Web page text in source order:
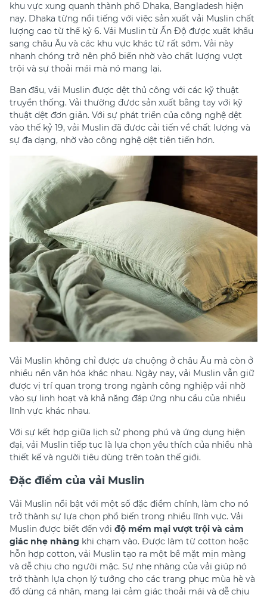
khu vực xung quanh thành phố Dhaka, Bangladesh hiện
nay. Dhaka từng nổi tiếng với việc sản xuất vải Muslin chất
lượng cao từ thế kỷ 6. Vải Muslin từ Ấn Độ được xuất khẩu
sang châu Âu và các khu vực khác từ rất sớm. Vải này
nhanh chóng trở nên phổ biến nhờ vào chất lượng vượt
trội và sự thoải mái mà nó mang lại.
Ban đầu, vải Muslin được dệt thủ công với các kỹ thuật
truyền thống. Vải thường được sản xuất bằng tay với kỹ
thuật dệt đơn giản. Với sự phát triển của công nghệ dệt
vào thế kỷ 19, vải Muslin đã được cải tiến về chất lượng và
sự đa dạng, nhờ vào công nghệ dệt tiên tiến hơn.
Vải Muslin không chỉ được ưa chuộng ở châu Âu mà còn ở
nhiều nền văn hóa khác nhau. Ngày nay, vải Muslin vẫn giữ
được vị trí quan trọng trong ngành công nghiệp vải nhờ
vào sự linh hoạt và khả năng đáp ứng nhu cầu của nhiều
lĩnh vực khác nhau.
Với sự kết hợp giữa lịch sử phong phú và ứng dụng hiện
đại, vải Muslin tiếp tục là lựa chọn yêu thích của nhiều nhà
thiết kế và người tiêu dùng trên toàn thế giới.
Đặc điểm của vải Muslin
Vải Muslin nổi bật với một số đặc điểm chính, làm cho nó
trở thành sự lựa chọn phổ biến trong nhiều lĩnh vực. Vải
Muslin được biết đến với độ mềm mại vượt trội và cảm
giác nhẹ nhàng khi chạm vào. Được làm từ cotton hoặc
hỗn hợp cotton, vải Muslin tạo ra một bề mặt mịn màng
và dễ chịu cho người mặc. Sự nhẹ nhàng của vải giúp nó
trở thành lựa chọn lý tưởng cho các trang phục mùa hè và
đồ dùng cá nhân, mang lại cảm giác thoải mái và dễ chịu